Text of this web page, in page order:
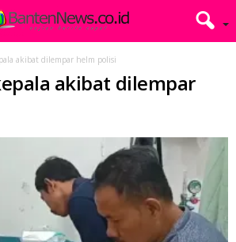
akibat dilempar helm polisi
akibat dilempar